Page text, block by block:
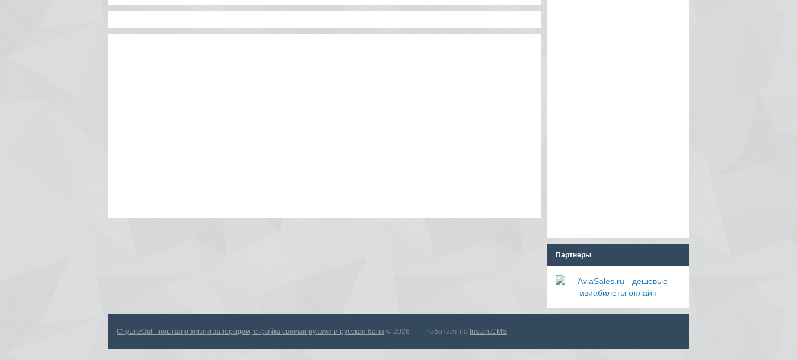
Партнеры
CityLifeOut - портал о жизни за городом, стройка своими руками и русская баня © 2026 Работает на InstantCMS